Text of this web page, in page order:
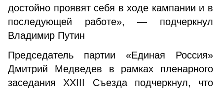
достойно проявят себя в ходе кампании и в
последующей работе», — подчеркнул
Владимир Путин
Председатель партии «Единая Россия»
Дмитрий Медведев в рамках пленарного
заседания XXIII Съезда подчеркнул, что